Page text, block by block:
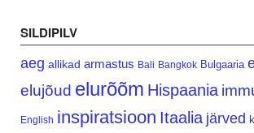
SILDIPILV
aeg allikad armastus Bali Bangkok Bulgaaria
elujõud elurõõm Hispaania
English inspiratsioon Itaalia järved